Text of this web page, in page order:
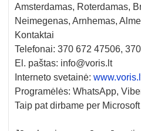
Amsterdamas, Roterdamas,
Neimegenas, Arnhemas,
Kontaktai
Telefonai: 370 672 47506,
El. paštas: info@voris.lt
Interneto svetainė:
Programėlės: WhatsApp,
Taip pat dirbame per